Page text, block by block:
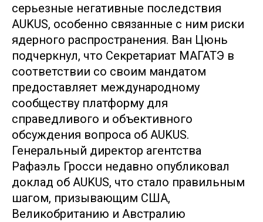
серьезные негативные последствия
AUKUS, особенно связанные с ним риски
ядерного распространения. Ван Цюнь
подчеркнул, что Секретариат МАГАТЭ в
соответствии со своим мандатом
предоставляет международному
сообществу платформу для
справедливого и объективного
обсуждения вопроса об AUKUS.
Генеральный директор агентства
Рафаэль Гросси недавно опубликовал
доклад об AUKUS, что стало правильным
шагом, призывающим США,
Великобританию и Австралию